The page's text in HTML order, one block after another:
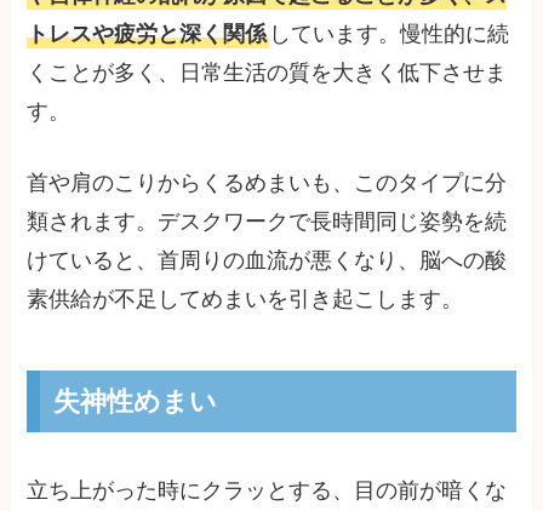
トレスや疲労と深く関係 しています。慢性的に続
くことが多く、日常生活の質を大きく低下させま
す。
首や肩のこりからくるめまいも、このタイプに分
類されます。デスクワークで長時間同じ姿勢を続
けていると、首周りの血流が悪くなり、脳への酸
素供給が不足してめまいを引き起こします。
失神性めまい
立ち上がった時にクラッとする、目の前が暗くな